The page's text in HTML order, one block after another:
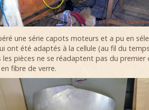
une série capots moteurs et a pu en
ont été adaptés à la cellule (au fil du
les pièces ne se réadaptent pas du
fibre de verre.